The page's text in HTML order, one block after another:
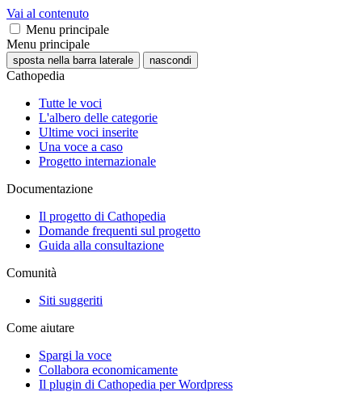
Vai al contenuto
Menu principale
Menu principale
sposta nella barra laterale nascondi
Cathopedia
Tutte le voci
L'albero delle categorie
Ultime voci inserite
Una voce a caso
Progetto internazionale
Documentazione
Il progetto di Cathopedia
Domande frequenti sul progetto
Guida alla consultazione
Comunità
Siti suggeriti
Come aiutare
Spargi la voce
Collabora economicamente
Il plugin di Cathopedia per Wordpress